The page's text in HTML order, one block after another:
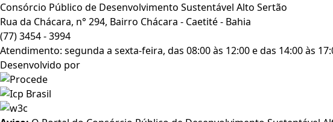
Consórcio Público de Desenvolvimento Sustentável Alto Sertão
Rua da Chácara, n° 294, Bairro Chácara - Caetité - Bahia
(77) 3454 - 3994
Atendimento: segunda a sexta-feira, das 08:00 às 12:00 e das 14:00 às
Desenvolvido por